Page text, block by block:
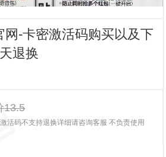
网-卡密激活码购买以及下
退换
13.5
活码不支持退换详细请咨询客服 不负责使用